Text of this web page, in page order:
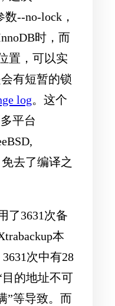
数--no-lock，
时，而
置，可以实
有短暂的锁
log。这个
平台
去了编译之
了3631次备
本
次中有28
的地址不可
”等导致。而